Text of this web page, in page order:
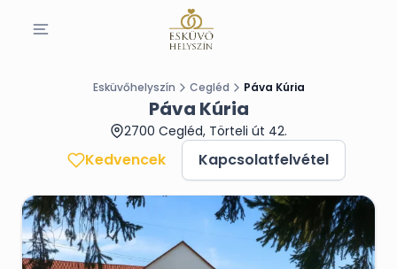
Esküvőhelyszín Cegléd Páva Kúria
Páva Kúria
2700 Cegléd, Törteli út 42.
Kedvencek Kapcsolatfelvétel